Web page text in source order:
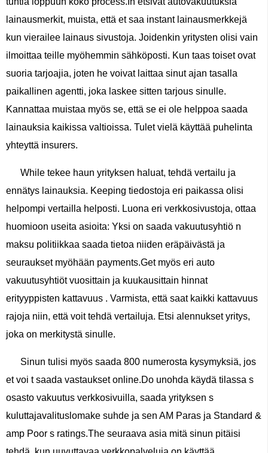
lainausmerkit, muista, että et saa instant lainausmerkkejä
kun vierailee lainaus sivustoja. Joidenkin yritysten olisi vain
ilmoittaa teille myöhemmin sähköposti. Kun taas toiset ovat
suoria tarjoajia, joten he voivat laittaa sinut ajan tasalla
paikallinen agentti, joka laskee sitten tarjous sinulle.
Kannattaa muistaa myös se, että se ei ole helppoa saada
lainauksia kaikissa valtioissa. Tulet vielä käyttää puhelinta
yhteyttä insurers.
While tekee haun yrityksen haluat, tehdä vertailu ja
ennätys lainauksia. Keeping tiedostoja eri paikassa olisi
helpompi vertailla helposti. Luona eri verkkosivustoja, ottaa
huomioon useita asioita: Yksi on saada vakuutusyhtiö n
maksu politiikkaa saada tietoa niiden eräpäivästä ja
seuraukset myöhään payments.Get myös eri auto
vakuutusyhtiöt vuosittain ja kuukausittain hinnat
erityyppisten kattavuus . Varmista, että saat kaikki kattavuus
rajoja niin, että voit tehdä vertailuja. Etsi alennukset yritys,
joka on merkitystä sinulle.
Sinun tulisi myös saada 800 numerosta kysymyksiä, jos
et voi t saada vastaukset online.Do unohda käydä tilassa s
osasto vakuutus verkkosivuilla, saada yrityksen s
kuluttajavalituslomake suhde ja sen AM Paras ja Standard &
amp Poor s ratings.The seuraava asia mitä sinun pitäisi